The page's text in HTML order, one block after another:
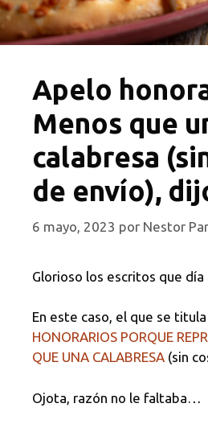
Apelo
Menos que
calabresa
de envío),
6 mayo, 2023 por Nestor
Glorioso los escritos que día
En este caso, el que se titula
HONORARIOS PORQUE
QUE UNA CALABRESA (sin
Ojota, razón no le faltaba…